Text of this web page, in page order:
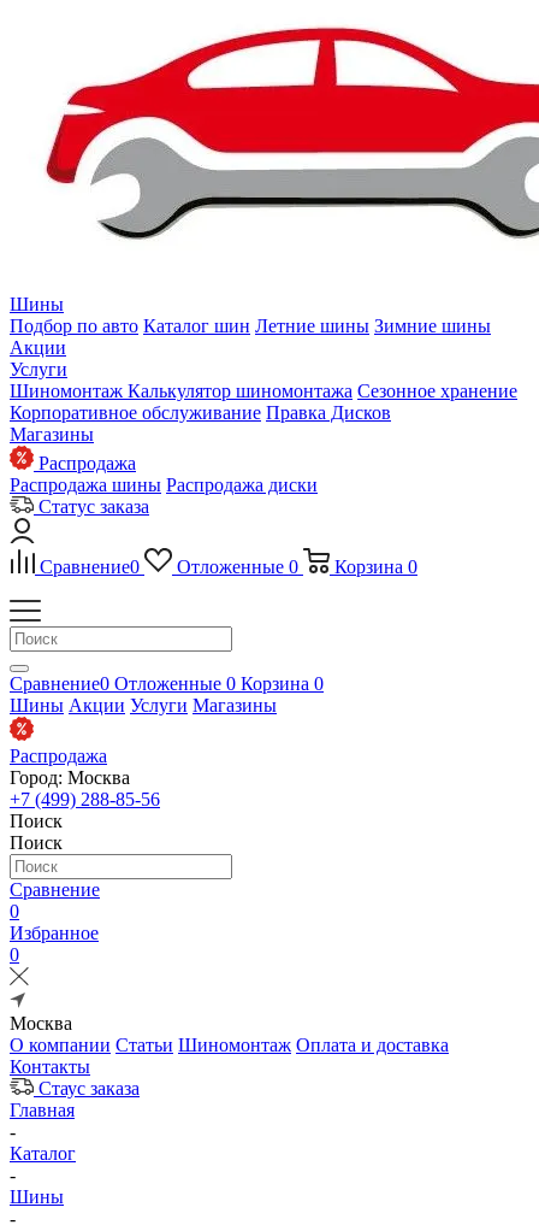
Шины
Подбор по авто Каталог шин Летние шины Зимние шины
Акции
Услуги
Шиномонтаж Калькулятор шиномонтажа Сезонное хранение
Корпоративное обслуживание Правка Дисков
Магазины
Распродажа
Распродажа шины Распродажа диски
Статус заказа
Сравнение0 Отложенные 0 Корзина 0
Сравнение0 Отложенные 0 Корзина 0
Шины Акции Услуги Магазины
Распродажа
Город: Москва
+7 (499) 288-85-56
Поиск
Поиск
Сравнение
0
Избранное
0
Москва
О компании Статьи Шиномонтаж Оплата и доставка
Контакты
Стаус заказа
Главная
-
Каталог
-
Шины
-